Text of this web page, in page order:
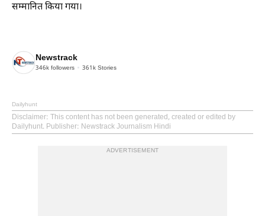
सम्मानित किया गया।
Newstrack
346k followers 361k Stories
Dailyhunt
Disclaimer: This content has not been generated, created or edited by
Dailyhunt. Publisher: Newstrack Journalism Hindi
ADVERTISEMENT